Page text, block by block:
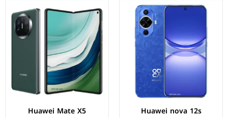
Huawei nova 12s
Huawei Mate X5
المعالج:
الكاميرات:خلفية 50+48+12 م.ب/ أمامية 13+ToF م.ب
الذاكرة+الرام:256/512/1024 + 12 جيجابايت
نظام التشغيل:Android 13 بدون خدمات جوجل
البطارية:5000 مللي امبير - 88 واط
الشاشة:LTPO OLED بحجم 6.69 بوصة بدقة 1216px
المعالج:Kirin 9000S - ثماني النواة - 7 نانومتر
الكاميرات:خلفية 50+12+12 م.ب/ أمامية 13 م.ب
الذاكرة+الرام:256/512/1024 + 12 جيجابايت
نظام التشغيل:Android 13 بدون خدمات جوجل
البطارية:
عرض المواصفات ←